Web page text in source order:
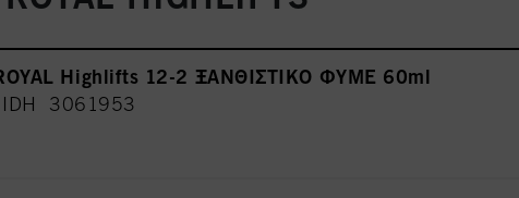
ROYAL Highlifts 12-2 ΞΑΝΘΙΣΤΙΚΟ ΦΥΜΕ 60ml
IDH 3061953